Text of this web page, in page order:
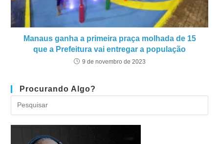
Manaus ganha a primeira praça molhada de 15
que a Prefeitura vai entregar a população
9 de novembro de 2023
Procurando Algo?